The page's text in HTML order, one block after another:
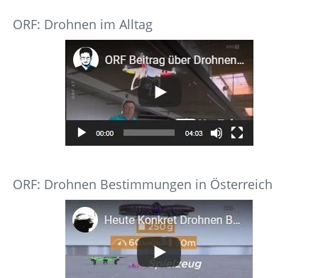
ORF: Drohnen im Alltag
ORF: Drohnen Bestimmungen in Österreich